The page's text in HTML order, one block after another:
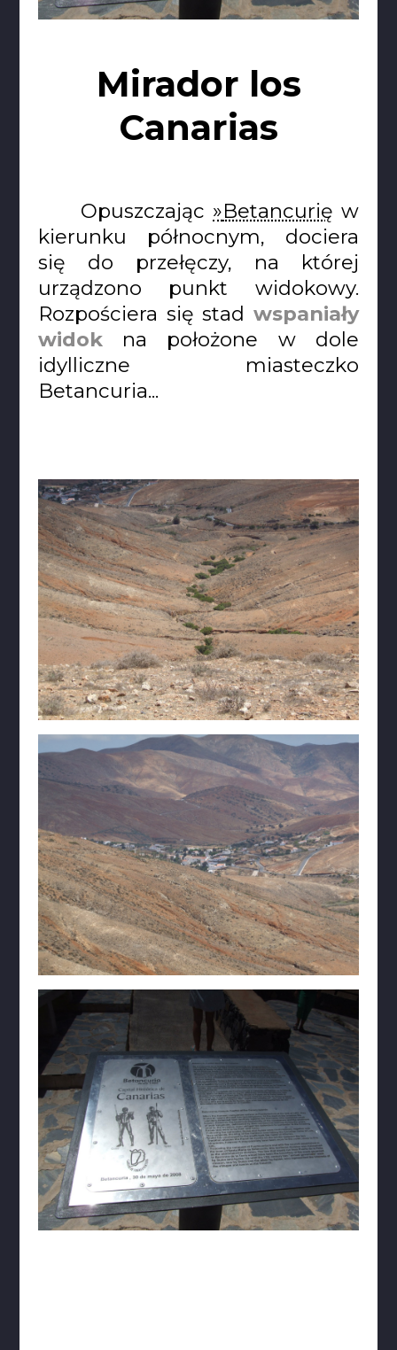
Mirador los
Canarias
Opuszczając Betancurię w
kierunku północnym, dociera
się do przełęczy, na której
urządzono punkt widokowy.
Rozpościera się stadwspaniały
widokna położone w dole
idylliczne miasteczko
Betancuria...